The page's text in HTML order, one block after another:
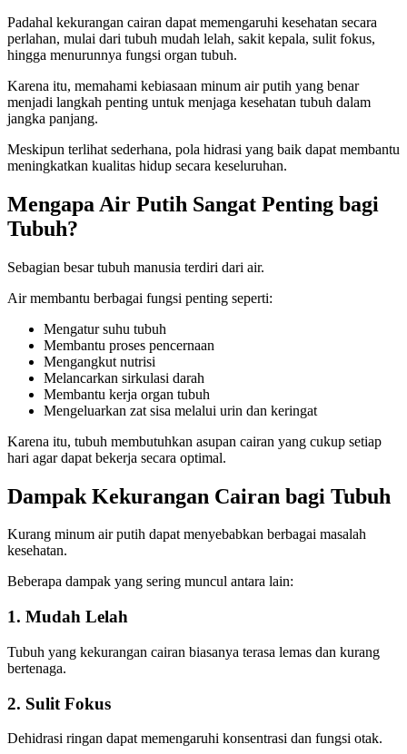
Padahal kekurangan cairan dapat memengaruhi kesehatan secara
perlahan, mulai dari tubuh mudah lelah, sakit kepala, sulit fokus,
hingga menurunnya fungsi organ tubuh.
Karena itu, memahami kebiasaan minum air putih yang benar
menjadi langkah penting untuk menjaga kesehatan tubuh dalam
jangka panjang.
Meskipun terlihat sederhana, pola hidrasi yang baik dapat membantu
meningkatkan kualitas hidup secara keseluruhan.
Mengapa Air Putih Sangat Penting bagi
Tubuh?
Sebagian besar tubuh manusia terdiri dari air.
Air membantu berbagai fungsi penting seperti:
Mengatur suhu tubuh
Membantu proses pencernaan
Mengangkut nutrisi
Melancarkan sirkulasi darah
Membantu kerja organ tubuh
Mengeluarkan zat sisa melalui urin dan keringat
Karena itu, tubuh membutuhkan asupan cairan yang cukup setiap
hari agar dapat bekerja secara optimal.
Dampak Kekurangan Cairan bagi Tubuh
Kurang minum air putih dapat menyebabkan berbagai masalah
kesehatan.
Beberapa dampak yang sering muncul antara lain:
1. Mudah Lelah
Tubuh yang kekurangan cairan biasanya terasa lemas dan kurang
bertenaga.
2. Sulit Fokus
Dehidrasi ringan dapat memengaruhi konsentrasi dan fungsi otak.